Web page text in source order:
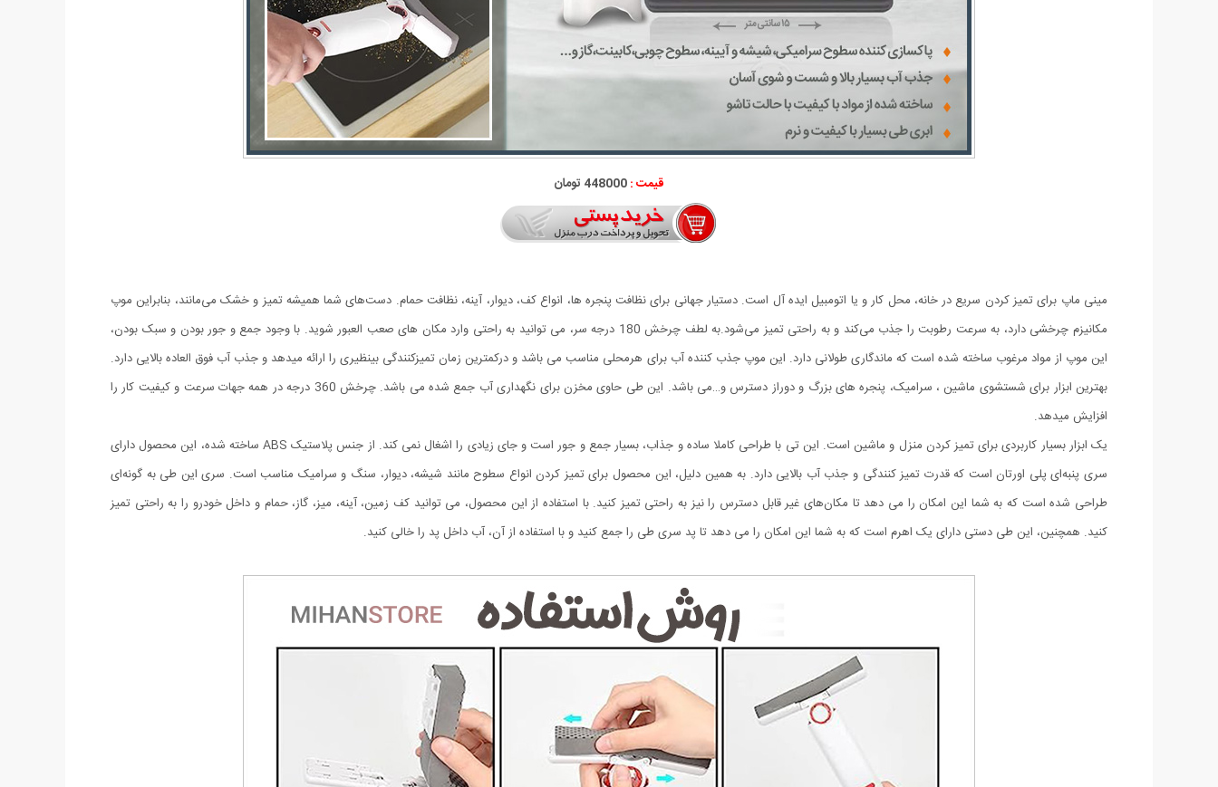
قیمت :448000 تومان
مینی ماپ برای تمیز کردن سریع در خانه، محل کار و یا اتومبیل ایده آل است. دستیار جهانی برای نظافت پنجره ها، انواع کف، دیوار، آینه، نظافت حمام. دست‌های شما همیشه تمیز و خشک می‌مانند، بنابراین موپ
مکانیزم چرخشی دارد، به سرعت رطوبت را جذب می‌کند و به راحتی تمیز می‌شود.به لطف چرخش 180 درجه سر، می توانید به راحتی وارد مکان های صعب العبور شوید. با وجود جمع و جور بودن و سبک بودن،
این موپ از مواد مرغوب ساخته شده است که ماندگاری طولانی دارد. این موپ جذب کننده آب برای هرمحلی مناسب می باشد و درکمترین زمان تمیزکنندگی بینظیری را ارائه میدهد و جذب آب فوق العاده بالایی دارد.
بهترین ابزار برای شستشوی ماشین ، سرامیک، پنجره های بزرگ و دوراز دسترس و…می باشد. این طی حاوی مخزن برای نگهداری آب جمع شده می باشد. چرخش 360 درجه در همه جهات سرعت و کیفیت کار را
افزایش میدهد.
یک ابزار بسیار کاربردی برای تمیز کردن منزل و ماشین است. این تی با طراحی کاملا ساده و جذاب، بسیار جمع و جور است و جای زیادی را اشغال نمی کند. از جنس پلاستیک ABS ساخته شده، این محصول دارای
سری پنبه‌ای پلی اورتان است که قدرت تمیز کنندگی و جذب آب بالایی دارد. به همین دلیل، این محصول برای تمیز کردن انواع سطوح مانند شیشه، دیوار، سنگ و سرامیک مناسب است. سری این طی به گونه‌ای
طراحی شده است که به شما این امکان را می دهد تا مکان‌های غیر قابل دسترس را نیز به راحتی تمیز کنید. با استفاده از این محصول، می توانید کف زمین، آینه، میز، گاز، حمام و داخل خودرو را به راحتی تمیز
کنید. همچنین، این طی دستی دارای یک اهرم است که به شما این امکان را می دهد تا پد سری طی را جمع کنید و با استفاده از آن، آب داخل پد را خالی کنید.